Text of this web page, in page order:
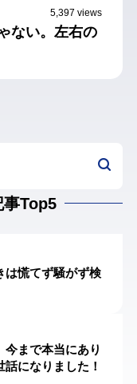
5,397 views
ない。左右の
事Top5
は慌てず騒がず検
まで本当にあり
になりました！